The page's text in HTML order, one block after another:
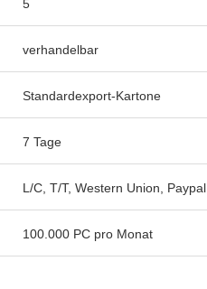
5
verhandelbar
Standardexport-Kartone
7 Tage
L/C, T/T, Western Union, Paypal
100.000 PC pro Monat